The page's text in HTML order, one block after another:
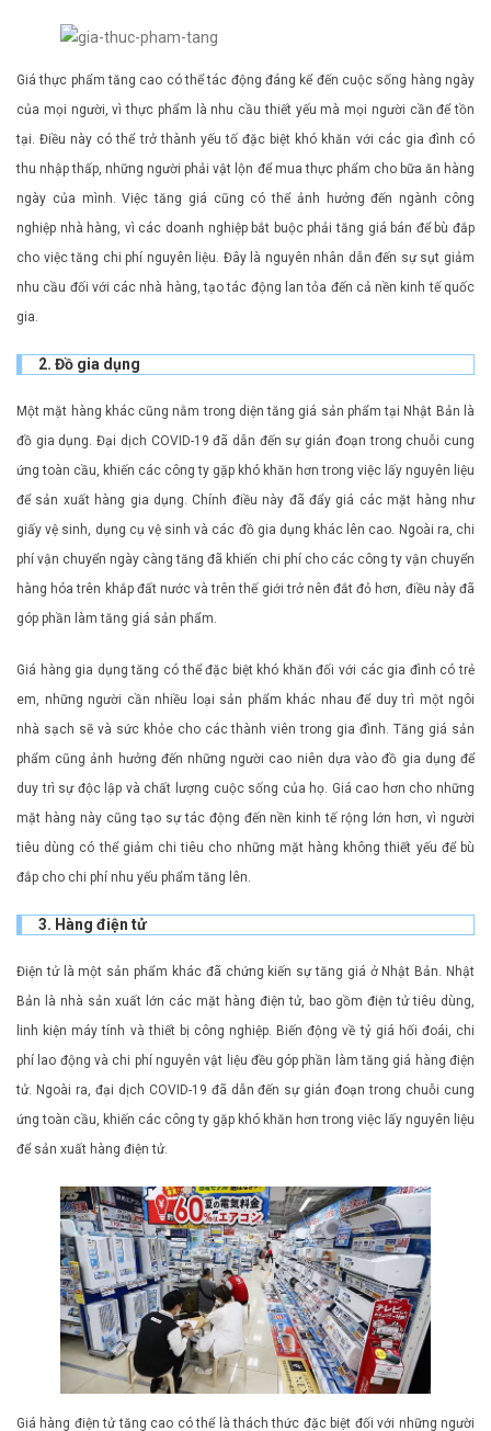
Giá thực phẩm tăng cao có thể tác động đáng kể đến cuộc sống hàng ngày
của mọi người, vì thực phẩm là nhu cầu thiết yếu mà mọi người cần để tồn
tại. Điều này có thể trở thành yếu tố đặc biệt khó khăn với các gia đình có
thu nhập thấp, những người phải vật lộn để mua thực phẩm cho bữa ăn hàng
ngày của mình. Việc tăng giá cũng có thể ảnh hưởng đến ngành công
nghiệp nhà hàng, vì các doanh nghiệp bắt buộc phải tăng giá bán để bù đắp
cho việc tăng chi phí nguyên liệu. Đây là nguyên nhân dẫn đến sự sụt giảm
nhu cầu đối với các nhà hàng, tạo tác động lan tỏa đến cả nền kinh tế quốc
gia.
2. Đồ gia dụng
Một mặt hàng khác cũng nằm trong diện tăng giá sản phẩm tại Nhật Bản là
đồ gia dụng. Đại dịch COVID-19 đã dẫn đến sự gián đoạn trong chuỗi cung
ứng toàn cầu, khiến các công ty gặp khó khăn hơn trong việc lấy nguyên liệu
để sản xuất hàng gia dụng. Chính điều này đã đẩy giá các mặt hàng như
giấy vệ sinh, dụng cụ vệ sinh và các đồ gia dụng khác lên cao. Ngoài ra, chi
phí vận chuyển ngày càng tăng đã khiến chi phí cho các công ty vận chuyển
hàng hóa trên khắp đất nước và trên thế giới trở nên đắt đỏ hơn, điều này đã
góp phần làm tăng giá sản phẩm.
Giá hàng gia dụng tăng có thể đặc biệt khó khăn đối với các gia đình có trẻ
em, những người cần nhiều loại sản phẩm khác nhau để duy trì một ngôi
nhà sạch sẽ và sức khỏe cho các thành viên trong gia đình. Tăng giá sản
phẩm cũng ảnh hưởng đến những người cao niên dựa vào đồ gia dụng để
duy trì sự độc lập và chất lượng cuộc sống của họ. Giá cao hơn cho những
mặt hàng này cũng tạo sự tác động đến nền kinh tế rộng lớn hơn, vì người
tiêu dùng có thể giảm chi tiêu cho những mặt hàng không thiết yếu để bù
đắp cho chi phí nhu yếu phẩm tăng lên.
3. Hàng điện tử
Điện tử là một sản phẩm khác đã chứng kiến ​​​​sự tăng giá ở Nhật Bản. Nhật
Bản là nhà sản xuất lớn các mặt hàng điện tử, bao gồm điện tử tiêu dùng,
linh kiện máy tính và thiết bị công nghiệp. Biến động về tỷ giá hối đoái, chi
phí lao động và chi phí nguyên vật liệu đều góp phần làm tăng giá hàng điện
tử. Ngoài ra, đại dịch COVID-19 đã dẫn đến sự gián đoạn trong chuỗi cung
ứng toàn cầu, khiến các công ty gặp khó khăn hơn trong việc lấy nguyên liệu
để sản xuất hàng điện tử.
Giá hàng điện tử tăng cao có thể là thách thức đặc biệt đối với những người